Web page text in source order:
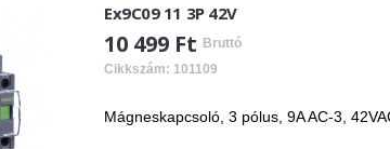
Ex9C09 11 3P 42V
10 499 Ft Bruttó
Cikkszám: 101109
Mágneskapcsoló, 3 pólus, 9A AC-3,